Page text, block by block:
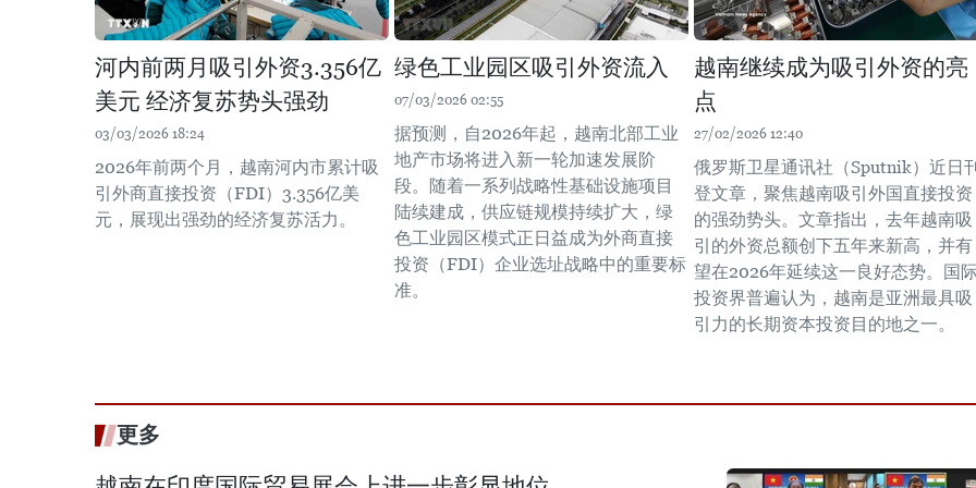
河内前两月吸引外资3.356亿
美元 经济复苏势头强劲
03/03/2026 18:24
2026年前两个月，越南河内市累计吸
引外商直接投资（FDI）3.356亿美
元，展现出强劲的经济复苏活力。
绿色工业园区吸引外资流入
07/03/2026 02:55
据预测，自2026年起，越南北部工业
地产市场将进入新一轮加速发展阶
段。随着一系列战略性基础设施项目
陆续建成，供应链规模持续扩大，绿
色工业园区模式正日益成为外商直接
投资（FDI）企业选址战略中的重要标
准。
越南继续成为吸引外资的亮
点
27/02/2026 12:40
俄罗斯卫星通讯社（Sputnik）近日
登文章，聚焦越南吸引外国直接投资
的强劲势头。文章指出，去年越南吸
引的外资总额创下五年来新高，并有
望在2026年延续这一良好态势。国
投资界普遍认为，越南是亚洲最具吸
引力的长期资本投资目的地之一。
更多